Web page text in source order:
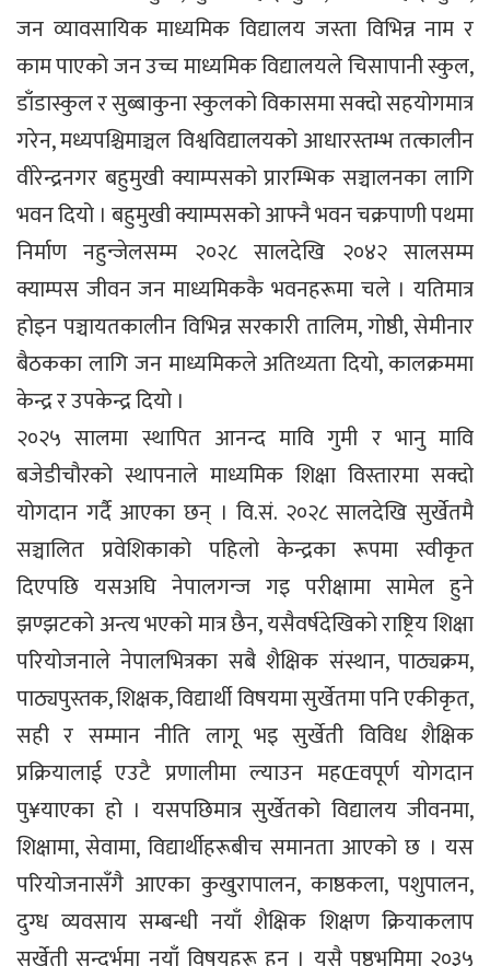
जन व्यावसायिक माध्यमिक विद्यालय जस्ता विभिन्न नाम र
काम पाएको जन उच्च माध्यमिक विद्यालयले चिसापानी स्कुल,
डाँडास्कुल र सुब्बाकुना स्कुलको विकासमा सक्दो सहयोगमात्र
गरेन, मध्यपश्चिमाञ्चल विश्वविद्यालयको आधारस्तम्भ तत्कालीन
वीरेन्द्रनगर बहुमुखी क्याम्पसको प्रारम्भिक सञ्चालनका लागि
भवन दियो । बहुमुखी क्याम्पसको आफ्नै भवन चक्रपाणी पथमा
निर्माण नहुन्जेलसम्म २०२८ सालदेखि २०४२ सालसम्म
क्याम्पस जीवन जन माध्यमिककै भवनहरूमा चले । यतिमात्र
होइन पञ्चायतकालीन विभिन्न सरकारी तालिम, गोष्ठी, सेमीनार
बैठकका लागि जन माध्यमिकले अतिथ्यता दियो, कालक्रममा
केन्द्र र उपकेन्द्र दियो ।
२०२५ सालमा स्थापित आनन्द मावि गुमी र भानु मावि
बजेडीचौरको स्थापनाले माध्यमिक शिक्षा विस्तारमा सक्दो
योगदान गर्दै आएका छन् । वि.सं. २०२८ सालदेखि सुर्खेतमै
सञ्चालित प्रवेशिकाको पहिलो केन्द्रका रूपमा स्वीकृत
दिएपछि यसअघि नेपालगन्ज गइ परीक्षामा सामेल हुने
झण्झटको अन्त्य भएको मात्र छैन, यसैवर्षदेखिको राष्ट्रिय शिक्षा
परियोजनाले नेपालभित्रका सबै शैक्षिक संस्थान, पाठ्यक्रम,
पाठ्यपुस्तक, शिक्षक, विद्यार्थी विषयमा सुर्खेतमा पनि एकीकृत,
सही र सम्मान नीति लागू भइ सुर्खेती विविध शैक्षिक
प्रक्रियालाई एउटै प्रणालीमा ल्याउन महŒवपूर्ण योगदान
पु¥याएका हो । यसपछिमात्र सुर्खेतको विद्यालय जीवनमा,
शिक्षामा, सेवामा, विद्यार्थीहरूबीच समानता आएको छ । यस
परियोजनासँगै आएका कुखुरापालन, काष्ठकला, पशुपालन,
दुग्ध व्यवसाय सम्बन्धी नयाँ शैक्षिक शिक्षण क्रियाकलाप